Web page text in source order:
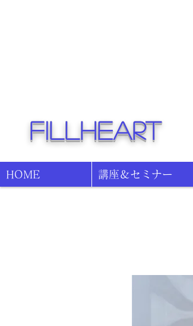
fillheart
HOME 講座＆セミナー